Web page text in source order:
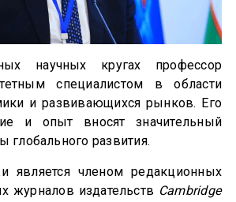
научных кругах профессор
специалистом в области
и развивающихся рынков. Его
и опыт вносят значительный
глобального развития.
является членом редакционных
журналов издательств Cambridge